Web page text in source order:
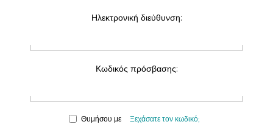
Ηλεκτρονική διεύθυνση:
Κωδικός πρόσβασης:
Θυμήσου με Ξεχάσατε τον κωδικό;